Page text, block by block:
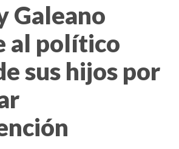
Galeano
al político
sus hijos por